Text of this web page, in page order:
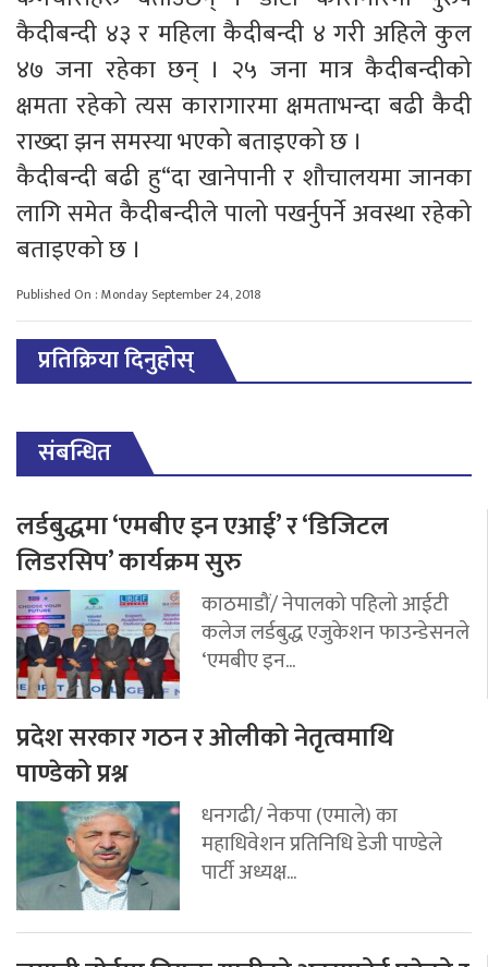
कैदीबन्दी ४३ र महिला कैदीबन्दी ४ गरी अहिले कुल
४७ जना रहेका छन् । २५ जना मात्र कैदीबन्दीको
क्षमता रहेको त्यस कारागारमा क्षमताभन्दा बढी कैदी
राख्दा झन समस्या भएको बताइएको छ ।
कैदीबन्दी बढी हु“दा खानेपानी र शौचालयमा जानका
लागि समेत कैदीबन्दीले पालो पखर्नुपर्ने अवस्था रहेको
बताइएको छ ।
Published On : Monday September 24, 2018
प्रतिक्रिया दिनुहोस्
संबन्धित
लर्डबुद्धमा ‘एमबीए इन एआई’ र ‘डिजिटल
लिडरसिप’ कार्यक्रम सुरु
काठमाडौं/ नेपालको पहिलो आईटी
कलेज लर्डबुद्ध एजुकेशन फाउन्डेसनले
‘एमबीए इन...
प्रदेश सरकार गठन र ओलीको नेतृत्वमाथि
पाण्डेको प्रश्न
धनगढी/ नेकपा (एमाले) का
महाधिवेशन प्रतिनिधि डेजी पाण्डेले
पार्टी अध्यक्ष...